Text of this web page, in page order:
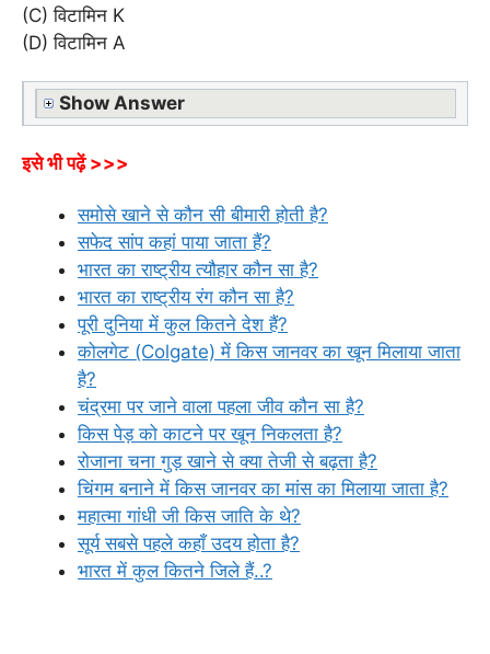
(C) विटामिन K
(D) विटामिन A
Show Answer
इसे भी पढ़ें >>>
समोसे खाने से कौन सी बीमारी होती है?
सफेद सांप कहां पाया जाता हैं?
भारत का राष्ट्रीय त्यौहार कौन सा है?
भारत का राष्ट्रीय रंग कौन सा है?
पूरी दुनिया में कुल कितने देश हैं?
कोलगेट (Colgate) में किस जानवर का खून मिलाया जाता
है?
चंद्रमा पर जाने वाला पहला जीव कौन सा है?
किस पेड़ को काटने पर खून निकलता है?
रोजाना चना गुड़ खाने से क्या तेजी से बढ़ता है?
चिंगम बनाने में किस जानवर का मांस का मिलाया जाता है?
महात्मा गांधी जी किस जाति के थे?
सूर्य सबसे पहले कहाँ उदय होता है?
भारत में कुल कितने जिले हैं..?